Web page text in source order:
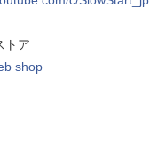
トア
shop